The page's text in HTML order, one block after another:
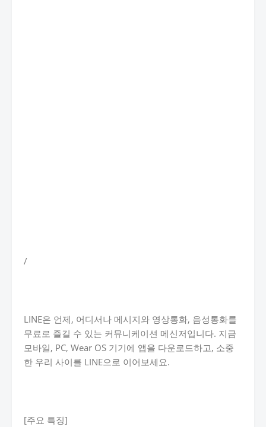
/
LINE은 언제, 어디서나 메시지와 영상통화, 음성통화를
무료로 즐길 수 있는 커뮤니케이션 메신저입니다. 지금
모바일, PC, Wear OS 기기에 앱을 다운로드하고, 소중
한 우리 사이를 LINE으로 이어보세요.
[주요 특징]